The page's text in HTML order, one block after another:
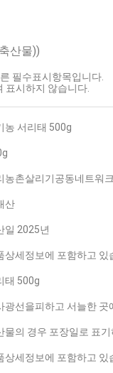
산물))
필수표시항목입니다.
표시하지 않습니다.
농 서리태 500g
농촌살리기공동네트워
산
일 2025년
상세정보에 포함하고 있
태 500g
광선을피하고 서늘한 곳
물의 경우 포장일로 표
상세정보에 포함하고 있